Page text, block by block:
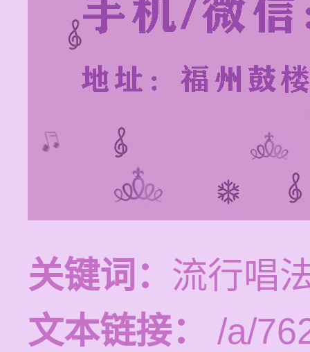
关键词： 流行唱
文本链接：
/a/